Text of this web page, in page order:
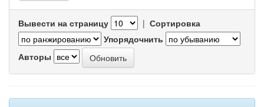
Вывести на страницу | Сортировка
Упорядочнить
Авторы